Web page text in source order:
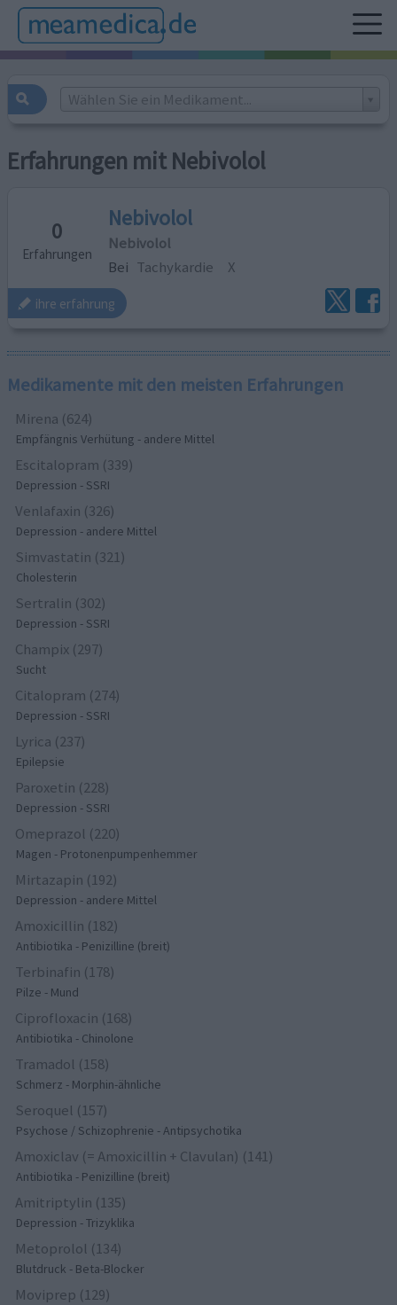
Wählen Sie ein Medikament...
Erfahrungen mit Nebivolol
0
Erfahrungen
Nebivolol
Nebivolol
Bei Tachykardie X
ihre erfahrung
Medikamente mit den meisten Erfahrungen
Mirena (624)
Empfängnis Verhütung - andere Mittel
Escitalopram (339)
Depression - SSRI
Venlafaxin (326)
Depression - andere Mittel
Simvastatin (321)
Cholesterin
Sertralin (302)
Depression - SSRI
Champix (297)
Sucht
Citalopram (274)
Depression - SSRI
Lyrica (237)
Epilepsie
Paroxetin (228)
Depression - SSRI
Omeprazol (220)
Magen - Protonenpumpenhemmer
Mirtazapin (192)
Depression - andere Mittel
Amoxicillin (182)
Antibiotika - Penizilline (breit)
Terbinafin (178)
Pilze - Mund
Ciprofloxacin (168)
Antibiotika - Chinolone
Tramadol (158)
Schmerz - Morphin-ähnliche
Seroquel (157)
Psychose / Schizophrenie - Antipsychotika
Amoxiclav (= Amoxicillin + Clavulan) (141)
Antibiotika - Penizilline (breit)
Amitriptylin (135)
Depression - Trizyklika
Metoprolol (134)
Blutdruck - Beta-Blocker
Moviprep (129)